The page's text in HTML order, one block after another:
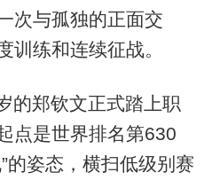
次与孤独的正面交
训练和连续征战。
的郑钦文正式踏上职
点是世界排名第630
的姿态，横扫低级别赛